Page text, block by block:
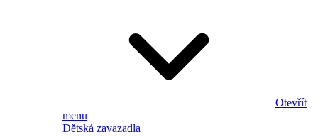
Otevřít
menu
Dětská zavazadla